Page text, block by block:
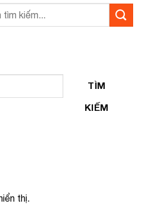
TÌM
KIẾM
thị.